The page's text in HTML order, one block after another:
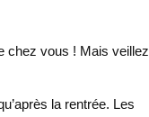
chez vous ! Mais veillez
la rentrée. Les